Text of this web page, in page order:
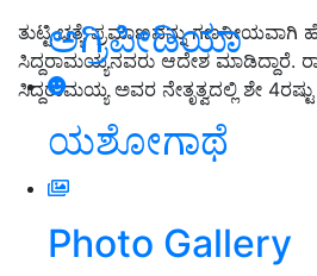
ಅಗ್ರಿಪೀಡಿಯಾ
ಯಶೋಗಾಥೆ
Photo Gallery
ತುಟ್ಟಿ ಭತ್ಯೆ ಪ್ರಮಾಣವನ್ನು ಗಣನೀಯವಾಗಿ
ಸಿದ್ದರಾಮಯ್ಯನವರು ಆದೇಶ ಮಾಡಿದ್ದಾರೆ.
ಸಿದ್ದರಾಮಯ್ಯ ಅವರ ನೇತೃತ್ವದಲ್ಲಿ ಶೇ